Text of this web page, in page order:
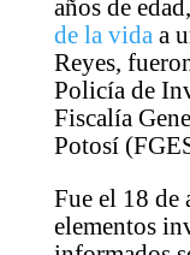
años de
de la vida a
Reyes,
Policía de
Fiscalía
Potosí
Fue el 18 de
elementos